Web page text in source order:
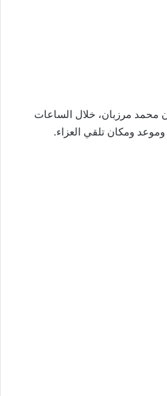
محمد مرزبان، خلال الساعات
ومكان تلقي العزاء.